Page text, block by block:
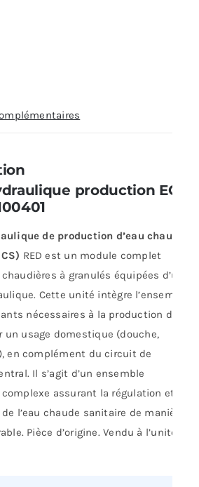
production ECS
de production d’eau chaude
RED est un module complet
à granulés équipées d’un
Cette unité intègre l’ensemble
nécessaires à la production d’eau
un usage domestique (douche,
en complément du circuit de
Il s’agit d’un ensemble
assurant la régulation et la
l’eau chaude sanitaire de manière
Pièce d’origine. Vendu à l’unité.